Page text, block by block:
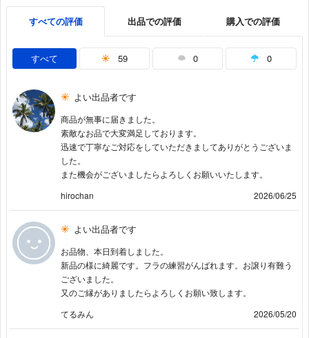
すべての評価 出品での評価 購入での評価
すべて 59 0 0
よい出品者です
商品が無事に届きました。
素敵なお品で大変満足しております。
迅速で丁寧なご対応をしていただきましてありがとうございま
した。
また機会がございましたらよろしくお願いいたします。
hirochan
2026/06/25
よい出品者です
お品物、本日到着しました。
新品の様に綺麗です。フラの練習がんばれます。お譲り有難う
ございました。
又のご縁がありましたらよろしくお願い致します。
てるみん
2026/05/20